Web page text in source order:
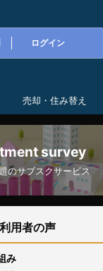
ログイン
売却・住み替え
survey
のサブスクサービス
用者の声
み